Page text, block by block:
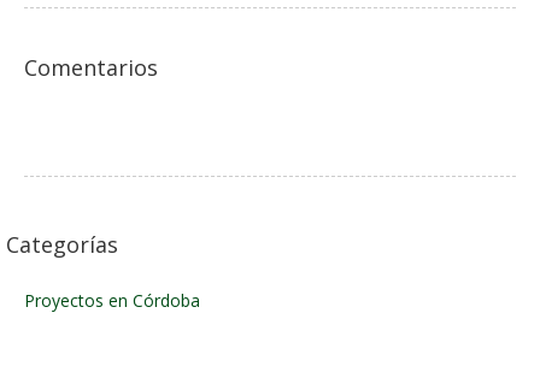
Comentarios
Categorías
Proyectos en Córdoba